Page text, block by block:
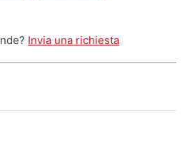
Invia una richiesta